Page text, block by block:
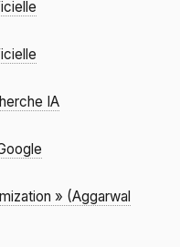
IA
» (Aggarwal